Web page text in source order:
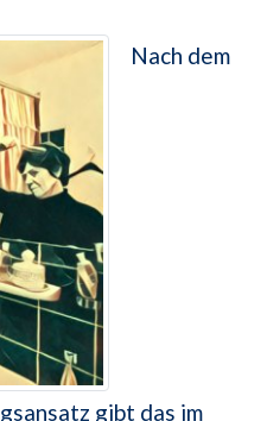
Nach dem
gibt das im